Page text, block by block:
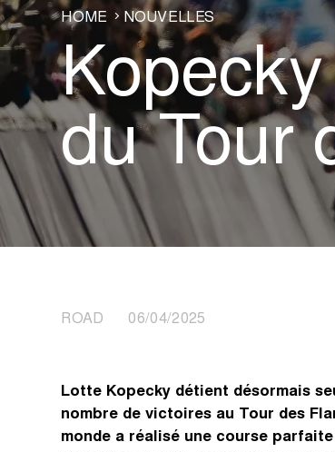
HOME NOUVELLES
du Tour
ROAD 06/04/2025
Lotte Kopecky détient désormais
nombre de victoires au Tour des
monde a réalisé une course